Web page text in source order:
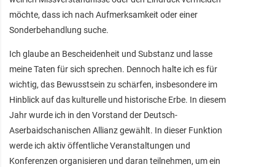
möchte, dass ich nach Aufmerksamkeit oder einer
Sonderbehandlung suche.
Ich glaube an Bescheidenheit und Substanz und lasse
meine Taten für sich sprechen. Dennoch halte ich es für
wichtig, das Bewusstsein zu schärfen, insbesondere im
Hinblick auf das kulturelle und historische Erbe. In diesem
Jahr wurde ich in den Vorstand der Deutsch-
Aserbaidschanischen Allianz gewählt. In dieser Funktion
werde ich aktiv öffentliche Veranstaltungen und
Konferenzen organisieren und daran teilnehmen, um ein